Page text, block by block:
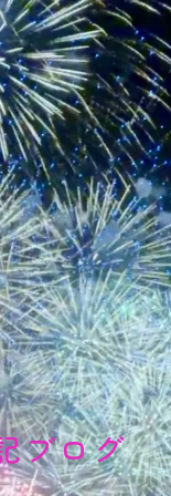
ブログ